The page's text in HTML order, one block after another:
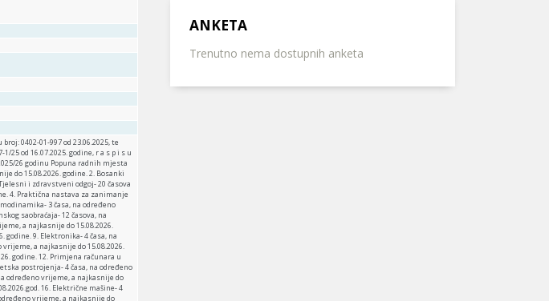
0402-01-997 od 23.06.2025, te
od 16.07.2025. godine, r a s p i s u
26 godinu Popuna radnih mjesta
do 15.08.2026. godine. 2. Bosanki
i zdravstveni odgoj- 20 časova
4. Praktična nastava za zanimanje
3 časa, na određeno
saobraćaja- 12 časova, na
a najkasnije do 15.08.2026.
godine. 9. Elektronika- 4 časa, na
a najkasnije do 15.08.2026.
godine. 12. Primjena računara u
postrojenja- 4 časa, na određeno
određeno vrijeme, a najkasnije do
16. Električne mašine- 4
vrijeme, a najkasnije do
ANKETA
Trenutno nema dostupnih anketa